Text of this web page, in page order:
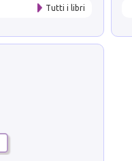
Tutti i libri